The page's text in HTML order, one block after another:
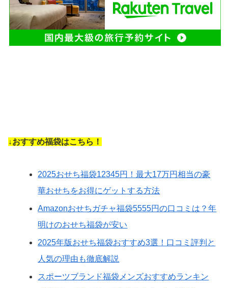
↓おすすめ福袋はこちら！
2025おせち福袋12345円！最大17万円相当の豪
華おせちをお得にゲットする方法
Amazonおせちガチャ福袋5555円の口コミは？年
明けのおせち福袋が安い
2025年版おせち福袋おすすめ3選！口コミ評判と
人気の理由も徹底解説
スポーツブランド福袋メンズおすすめランキン